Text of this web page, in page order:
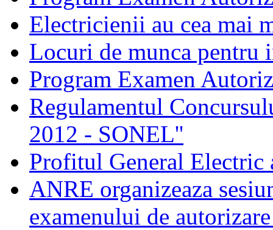
Electricienii au cea mai
Locuri de munca pentru
Program Examen
Regulamentul
2012 - SONEL''
Profitul General Electric
ANRE organizeaza
examenului de